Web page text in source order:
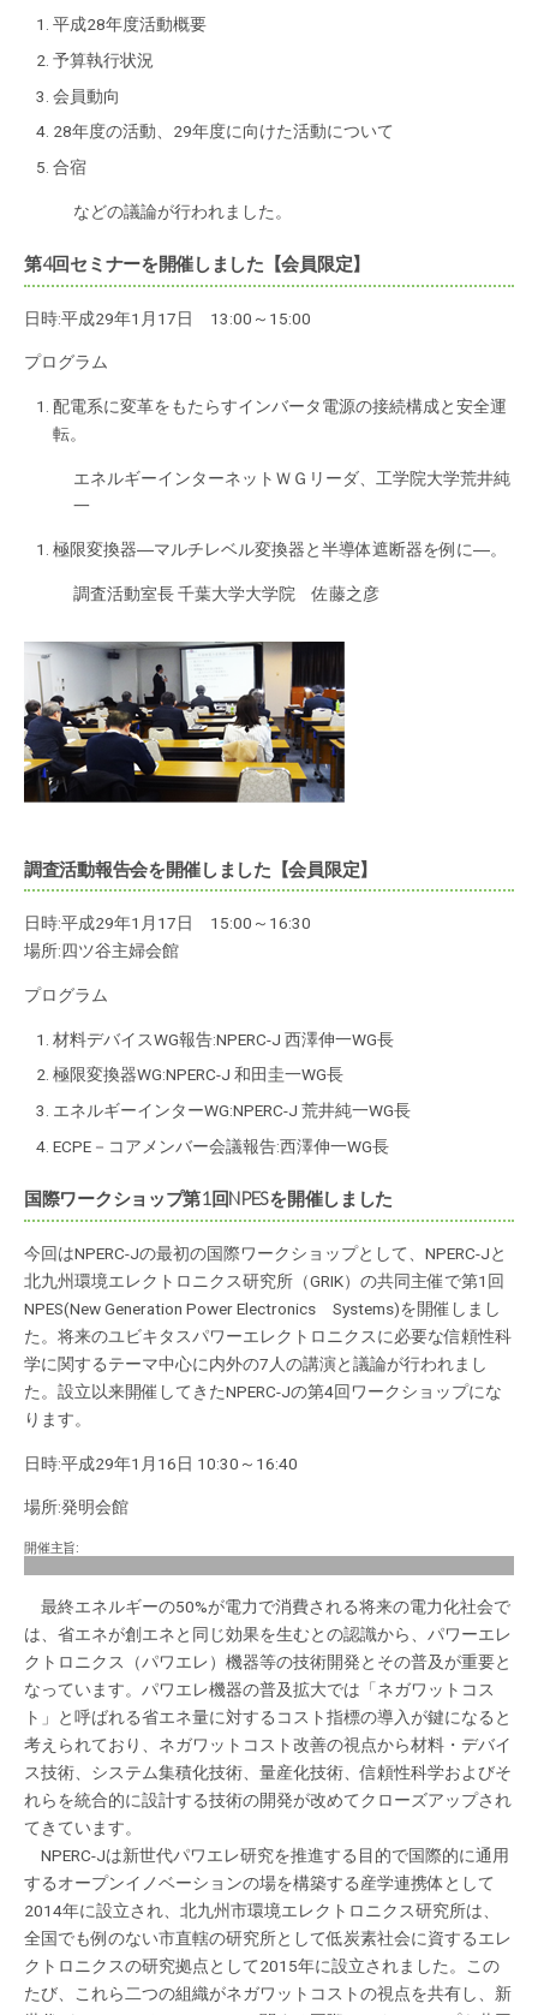
平成28年度活動概要
予算執行状況
会員動向
28年度の活動、29年度に向けた活動について
合宿
などの議論が行われました。
第4回セミナーを開催しました【会員限定】
日時:平成29年1月17日 13:00～15:00
プログラム
配電系に変革をもたらすインバータ電源の接続構成と安全運
転。
エネルギーインターネットＷＧリーダ、工学院大学荒井純
一
極限変換器―マルチレベル変換器と半導体遮断器を例に―。
調査活動室長 千葉大学大学院 佐藤之彦
調査活動報告会を開催しました【会員限定】
日時:平成29年1月17日 15:00～16:30
場所:四ツ谷主婦会館
プログラム
材料デバイスWG報告:NPERC-J 西澤伸一WG長
極限変換器WG:NPERC-J 和田圭一WG長
エネルギーインターWG:NPERC-J 荒井純一WG長
ECPE－コアメンバー会議報告:西澤伸一WG長
国際ワークショップ第1回NPESを開催しました
今回はNPERC-Jの最初の国際ワークショップとして、NPERC-Jと
北九州環境エレクトロニクス研究所（GRIK）の共同主催で第1回
NPES(New Generation Power Electronics Systems)を開催しまし
た。将来のユビキタスパワーエレクトロニクスに必要な信頼性科
学に関するテーマ中心に内外の7人の講演と議論が行われまし
た。設立以来開催してきたNPERC-Jの第4回ワークショップにな
ります。
日時:平成29年1月16日 10:30～16:40
場所:発明会館
開催主旨:
最終エネルギーの50%が電力で消費される将来の電力化社会で
は、省エネが創エネと同じ効果を生むとの認識から、パワーエレ
クトロニクス（パワエレ）機器等の技術開発とその普及が重要と
なっています。パワエレ機器の普及拡大では「ネガワットコス
ト」と呼ばれる省エネ量に対するコスト指標の導入が鍵になると
考えられており、ネガワットコスト改善の視点から材料・デバイ
ス技術、システム集積化技術、量産化技術、信頼性科学およびそ
れらを統合的に設計する技術の開発が改めてクローズアップされ
てきています。
NPERC-Jは新世代パワエレ研究を推進する目的で国際的に通用
するオープンイノベーションの場を構築する産学連携体として
2014年に設立され、北九州市環境エレクトロニクス研究所は、
全国でも例のない市直轄の研究所として低炭素社会に資するエレ
クトロニクスの研究拠点として2015年に設立されました。この
たび、これら二つの組織がネガワットコストの視点を共有し、新